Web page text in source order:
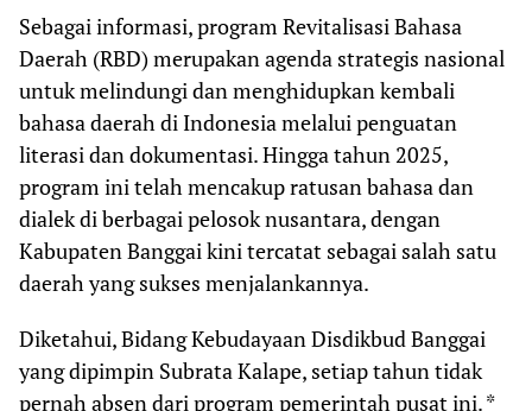
Sebagai informasi, program Revitalisasi Bahasa
Daerah (RBD) merupakan agenda strategis nasional
untuk melindungi dan menghidupkan kembali
bahasa daerah di Indonesia melalui penguatan
literasi dan dokumentasi. Hingga tahun 2025,
program ini telah mencakup ratusan bahasa dan
dialek di berbagai pelosok nusantara, dengan
Kabupaten Banggai kini tercatat sebagai salah satu
daerah yang sukses menjalankannya.
Diketahui, Bidang Kebudayaan Disdikbud Banggai
yang dipimpin Subrata Kalape, setiap tahun tidak
pernah absen dari program pemerintah pusat ini. *